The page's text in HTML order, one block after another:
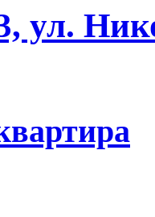
ул.